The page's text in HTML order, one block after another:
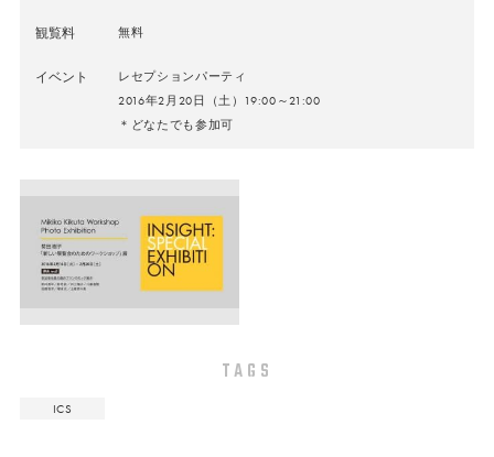
観覧料 無料
イベント
レセプションパーティ
2016年2月20日（土）19:00～21:00
＊どなたでも参加可
TAGS
ICS